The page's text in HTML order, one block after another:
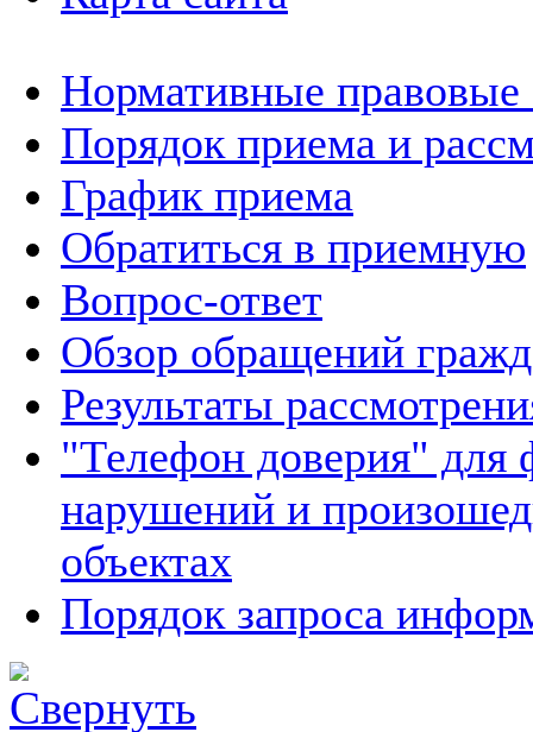
Нормативные правовые
Порядок приема и
График приема
Обратиться в приемную
Вопрос-ответ
Обзор обращений
Результаты
"Телефон доверия" для
нарушений и
объектах
Порядок запроса